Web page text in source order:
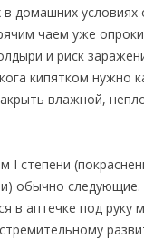
домашних
чаем уже
и риск
кипятком нужно
влажной,
степени
обычно следующие.
в аптечке под руку